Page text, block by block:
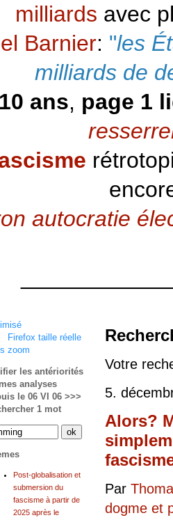
milliards avec
Barnier: "les
milliards de
10 ans, page 1
autocratie
Votre
5.
Alors?
Par
dogme et
Firefox taille réelle
zoom
les antériorités
analyses
le 06 VI 06 >>>
1 mot
Post-globalisation et
submersion du
fascisme à partir de
2025 après le